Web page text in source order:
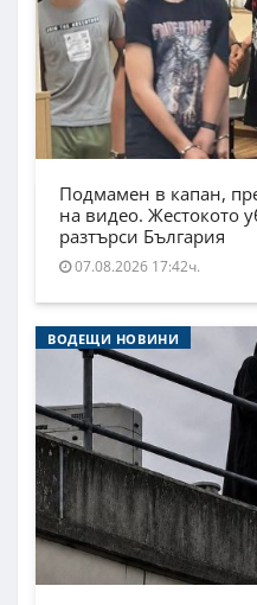
Подмамен в капан,
на видео. Жестокото
разтърси България
07.08.2026 17:42ч.
ВОДЕЩИ НОВИНИ